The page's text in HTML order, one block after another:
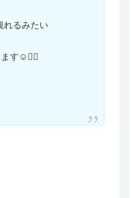
れるみたい
ます☺️